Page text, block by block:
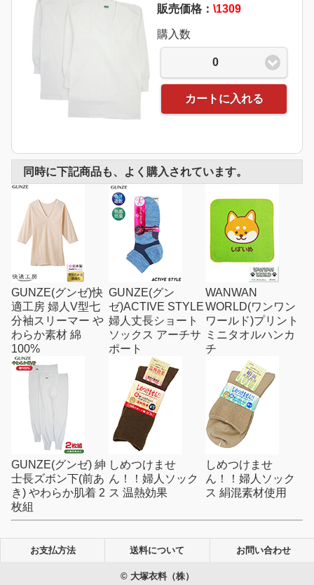
販売価格： \1309
購入数
0
カートに入れる
同時に下記商品も、よく購入されています。
GUNZE(グンゼ)快
適工房 婦人V型七
分袖スリーマー や
わらか素材 綿
100%
GUNZE(グン
ゼ)ACTIVE STYLE
婦人丈長ショート
ソックス アーチサ
ポート
WANWAN
WORLD(ワンワン
ワールド)プリント
ミニタオルハンカ
チ
GUNZE(グンゼ) 紳
士長ズボン下(前あ
き) やわらか肌着 2
枚組
しめつけませ
ん！！婦人ソック
ス 温熱効果
しめつけませ
ん！！婦人ソック
ス 絹混素材使用
お支払方法 送料について お問い合わせ
© 大塚衣料（株）